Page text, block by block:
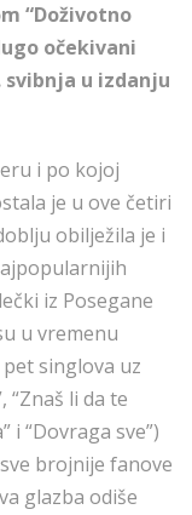
“Doživotno
očekivani
svibnja u izdanju
i po kojoj
je u ove četiri
obilježila je i
iz Posegane
u vremenu
singlova uz
“Znaš li da te
i “Dovraga sve”)
brojnije fanove
glazba odiše